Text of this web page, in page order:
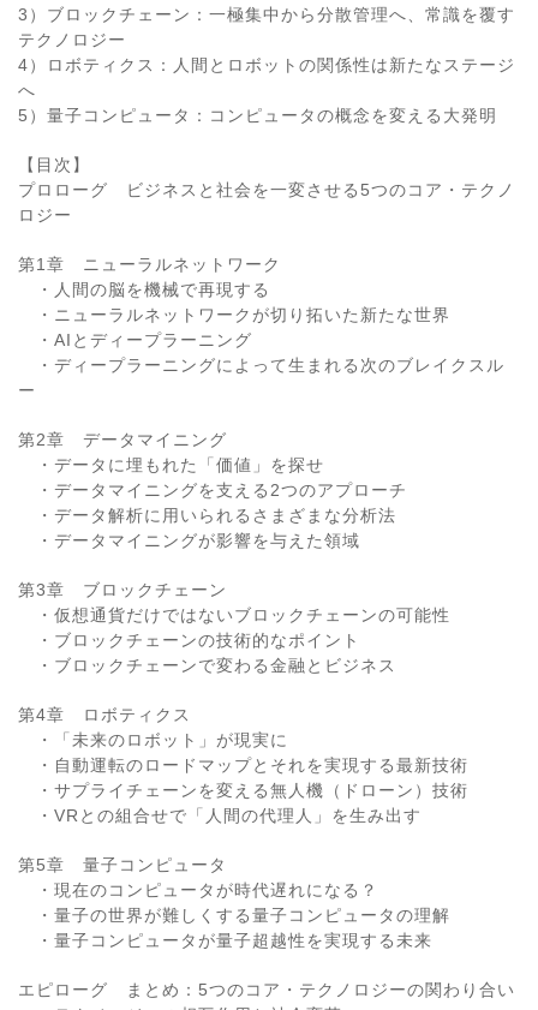
3）ブロックチェーン：一極集中から分散管理へ、常識を覆す
テクノロジー
4）ロボティクス：人間とロボットの関係性は新たなステージ
へ
5）量子コンピュータ：コンピュータの概念を変える大発明
【目次】
プロローグ ビジネスと社会を一変させる5つのコア・テクノ
ロジー
第1章 ニューラルネットワーク
・人間の脳を機械で再現する
・ニューラルネットワークが切り拓いた新たな世界
・AIとディープラーニング
・ディープラーニングによって生まれる次のブレイクスル
ー
第2章 データマイニング
・データに埋もれた「価値」を探せ
・データマイニングを支える2つのアプローチ
・データ解析に用いられるさまざまな分析法
・データマイニングが影響を与えた領域
第3章 ブロックチェーン
・仮想通貨だけではないブロックチェーンの可能性
・ブロックチェーンの技術的なポイント
・ブロックチェーンで変わる金融とビジネス
第4章 ロボティクス
・「未来のロボット」が現実に
・自動運転のロードマップとそれを実現する最新技術
・サプライチェーンを変える無人機（ドローン）技術
・VRとの組合せで「人間の代理人」を生み出す
第5章 量子コンピュータ
・現在のコンピュータが時代遅れになる？
・量子の世界が難しくする量子コンピュータの理解
・量子コンピュータが量子超越性を実現する未来
エピローグ まとめ：5つのコア・テクノロジーの関わり合い